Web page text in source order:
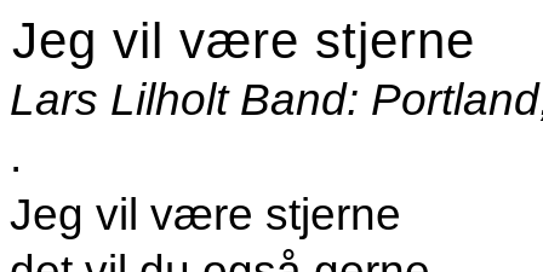
Jeg vil være stjerne
Lars Lilholt Band:
.
Jeg vil være stjerne